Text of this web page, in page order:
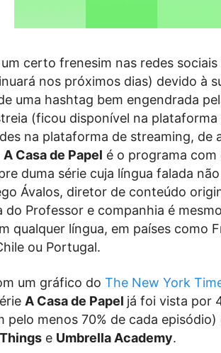
certo frenesim nas redes
nos próximos dias) devido à
uma hashtag bem engendrada
(ficou disponível na plataforma
na plataforma de streaming, de
A Casa de Papel é o programa com
duma série cuja língua falada
Ávalos, diretor de conteúdo
do Professor e companhia é
qualquer língua, em países como
ou Portugal.
um gráfico do The New York
A Casa de Papel já foi vista por
pelo menos 70% de cada
e Umbrella Academy.